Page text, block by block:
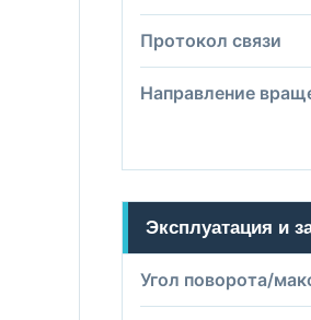
Протокол связи
Направление
Эксплуатация и
Угол поворота/